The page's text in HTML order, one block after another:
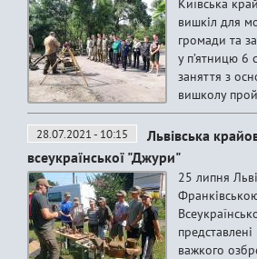
Київська
вишкіл для
громади та
у п’ятницю 6
заняття з
вишколу
28.07.2021 - 10:15
Львівська
всеукраїнської "Джури"
25 липня
важкого